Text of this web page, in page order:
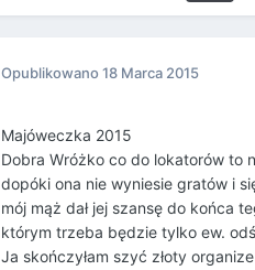
Opublikowano18 Marca 2015
Majóweczka 2015
Dobra Wróżko co do lokatorów to
dopóki ona nie wyniesie gratów i
mój mąż dał jej szansę do końca
którym trzeba będzie tylko ew.
Ja skończyłam szyć złoty